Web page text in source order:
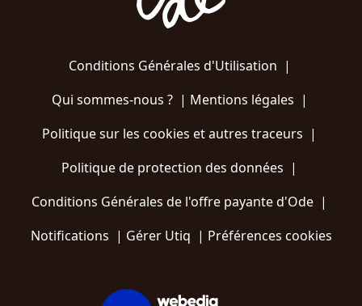
Conditions Générales d'Utilisation |
Qui sommes-nous ?| Mentions légales |
Politique sur les cookies et autres traceurs |
Politique de protection des données |
Conditions Générales de l'offre payante d'Ode |
Notifications | Gérer Utiq | Préférences cookies